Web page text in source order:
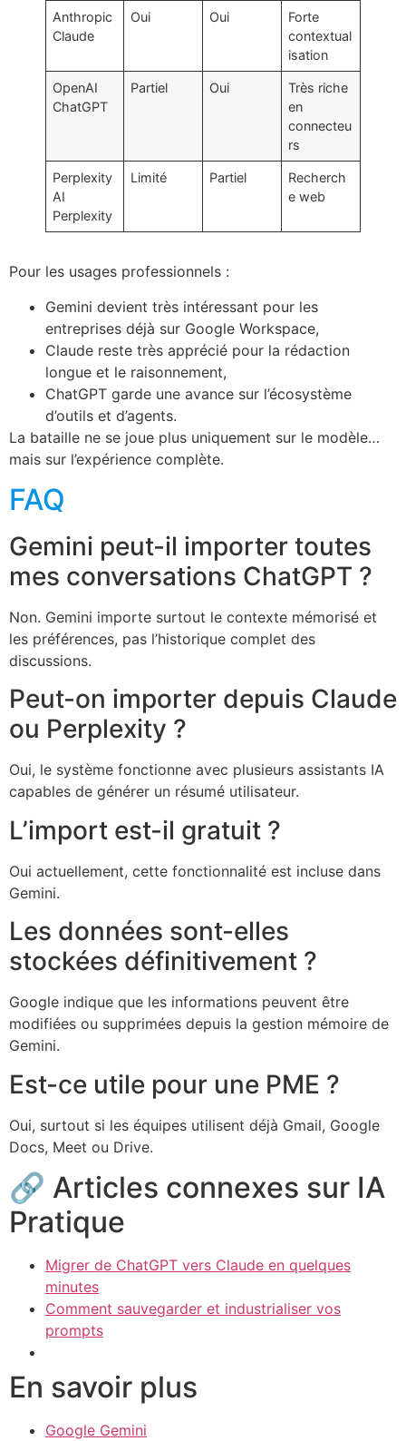
Anthropic
Claude
Oui Oui
Forte
contextual
isation
OpenAI
ChatGPT
Partiel Oui
Très riche
en
connecteu
rs
Perplexity
AI
Perplexity
Limité Partiel
Recherch
e web
Pour les usages professionnels :
Gemini devient très intéressant pour les
entreprises déjà sur Google Workspace,
Claude reste très apprécié pour la rédaction
longue et le raisonnement,
ChatGPT garde une avance sur l’écosystème
d’outils et d’agents.
La bataille ne se joue plus uniquement sur le modèle…
mais sur l’expérience complète.
FAQ
Gemini peut-il importer toutes
mes conversations ChatGPT ?
Non. Gemini importe surtout le contexte mémorisé et
les préférences, pas l’historique complet des
discussions.
Peut-on importer depuis Claude
ou Perplexity ?
Oui, le système fonctionne avec plusieurs assistants IA
capables de générer un résumé utilisateur.
L’import est-il gratuit ?
Oui actuellement, cette fonctionnalité est incluse dans
Gemini.
Les données sont-elles
stockées définitivement ?
Google indique que les informations peuvent être
modifiées ou supprimées depuis la gestion mémoire de
Gemini.
Est-ce utile pour une PME ?
Oui, surtout si les équipes utilisent déjà Gmail, Google
Docs, Meet ou Drive.
🔗 Articles connexes sur IA
Pratique
Migrer de ChatGPT vers Claude en quelques
minutes
Comment sauvegarder et industrialiser vos
prompts
En savoir plus
Google Gemini